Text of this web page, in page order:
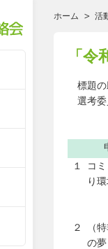
ホーム 活
「
標題の
選考委
１
コ
り
２
（
の夢